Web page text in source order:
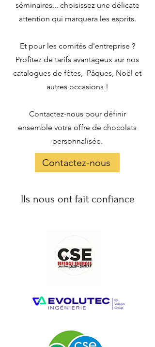
séminaires... choisissez une délicate
attention qui marquera les esprits.
Et pour les comités d'entreprise ?
Profitez de tarifs avantageux sur nos
catalogues de fêtes, Pâques, Noël et
autres occasions !
Contactez-nous pour définir
ensemble votre offre de chocolats
personnalisée.
Contactez-nous
Ils nous ont fait confiance